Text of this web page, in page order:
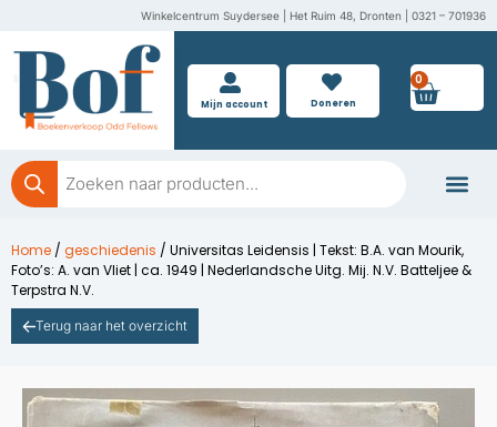
inhoud
Winkelcentrum Suydersee | Het Ruim 48, Dronten | 0321 – 701936
Mijn account Doneren
0
Producten
zoeken
Home / geschiedenis / Universitas Leidensis | Tekst: B.A. van Mourik,
Foto’s: A. van Vliet | ca. 1949 | Nederlandsche Uitg. Mij. N.V. Batteljee &
Terpstra N.V.
Terug naar het overzicht